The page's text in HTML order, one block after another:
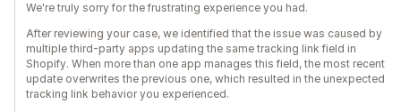
We're truly sorry for the frustrating experience you had.
After reviewing your case, we identified that the issue was caused by
multiple third-party apps updating the same tracking link field in
Shopify. When more than one app manages this field, the most recent
update overwrites the previous one, which resulted in the unexpected
tracking link behavior you experienced.